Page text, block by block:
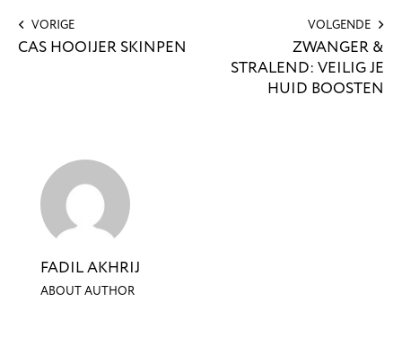
VORIGE
CAS HOOIJER SKINPEN
VOLGENDE
ZWANGER &
STRALEND: VEILIG JE
HUID BOOSTEN
FADIL AKHRIJ
ABOUT AUTHOR